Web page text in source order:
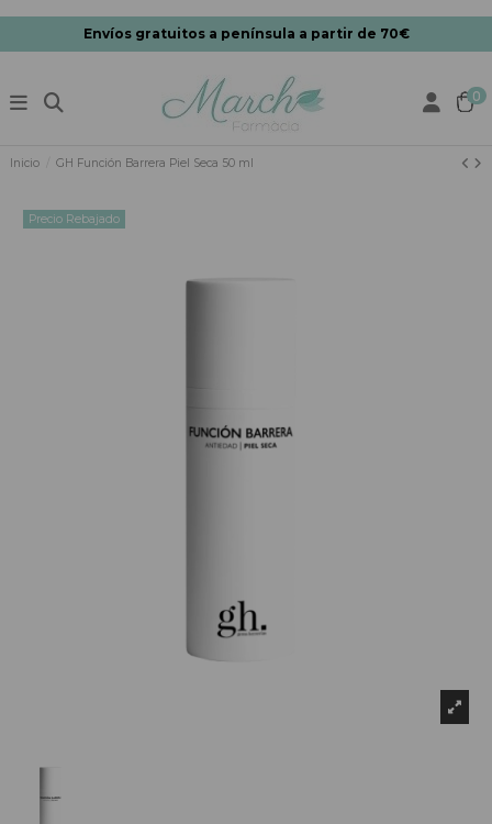
Envíos gratuitos a península a partir de 70€
0
Inicio GH Función Barrera Piel Seca 50 ml
Precio Rebajado